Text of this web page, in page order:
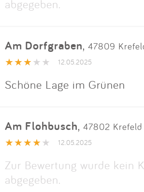
abgegeben.
Am Dorfgraben, 47809
12.05.2025
Schöne Lage im Grünen
Am Flohbusch, 47802
12.05.2025
Zur Bewertung wurde kein
abgegeben.